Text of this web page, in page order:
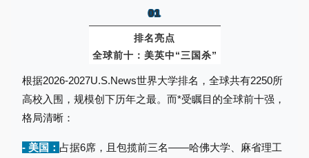
01
排名亮点
全球前十：美英中“三国杀”
根据2026-2027U.S.News世界大学排名，全球共有2250所
高校入围，规模创下历年之最。而*受瞩目的全球前十强，
格局清晰：
- 美国： 占据6席，且包揽前三名——哈佛大学、麻省理工